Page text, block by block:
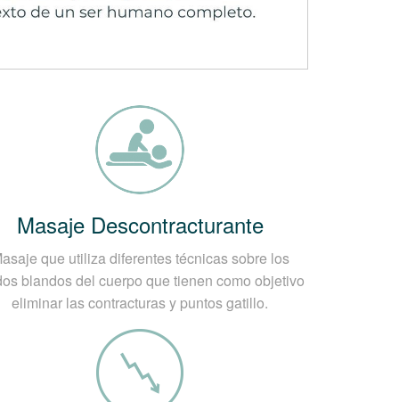
en el hombro o el brazo,
mucho, el método más preciso para
de la dirección en que sobresale la
somáticos.
que afecta en gran
disco, su secado gradual, reduciendo
región cervical.
será fácil entender por qué
y meses.
Masaje Descontracturante
que utiliza diferentes técnicas sobre los
blandos del cuerpo que tienen como objetivo
eliminar las contracturas y puntos gatillo.